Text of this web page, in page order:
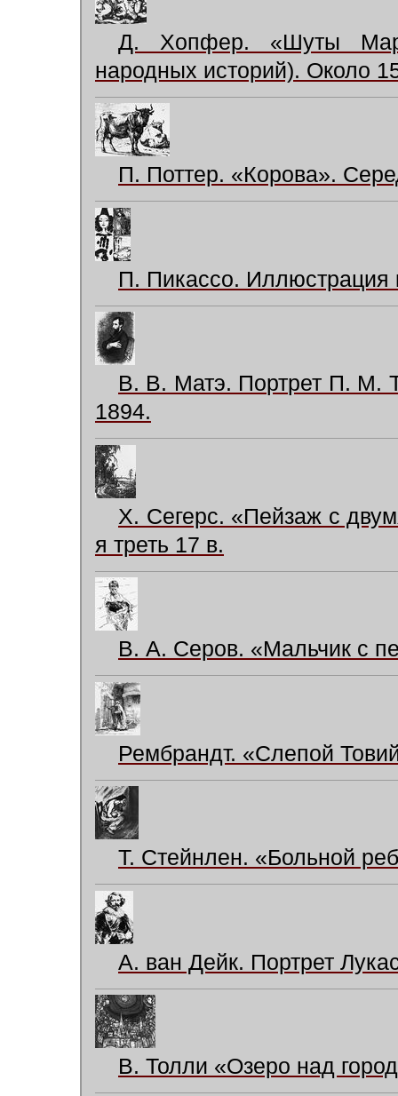
Д. Хопфер. «Шуты
народных историй). Около
П. Поттер. «Корова».
П. Пикассо.
В. В. Матэ. Портрет П. М.
1894.
Х. Сегерс. «Пейзаж с
я треть 17 в.
В. А. Серов. «Мальчик с
Рембрандт. «Слепой
Т. Стейнлен. «Больной
А. ван Дейк. Портрет
В. Толли «Озеро над